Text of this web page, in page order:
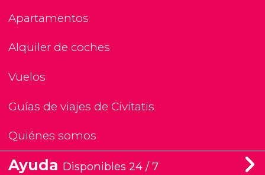
Apartamentos
Alquiler de coches
Vuelos
Guías de viajes de Civitatis
Quiénes somos
Ayuda Disponibles 24 / 7